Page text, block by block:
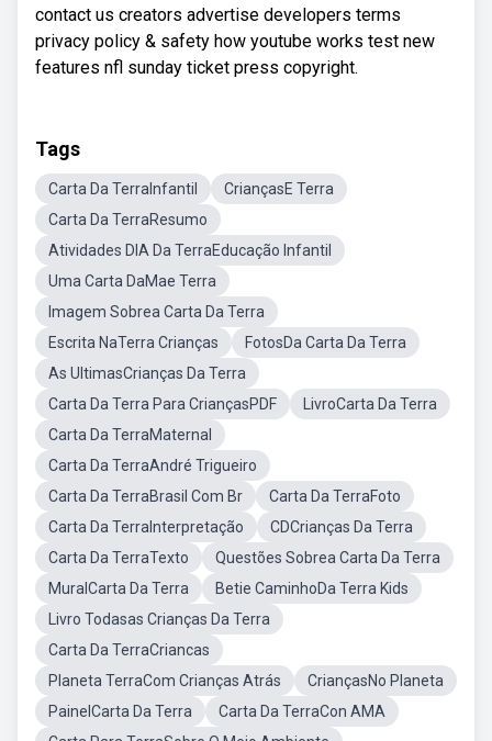
contact us creators advertise developers terms
privacy policy & safety how youtube works test new
features nfl sunday ticket press copyright.
Tags
Carta Da TerraInfantil
CriançasE Terra
Carta Da TerraResumo
Atividades DIA Da TerraEducação Infantil
Uma Carta DaMae Terra
Imagem Sobrea Carta Da Terra
Escrita NaTerra Crianças
FotosDa Carta Da Terra
As UltimasCrianças Da Terra
Carta Da Terra Para CriançasPDF
LivroCarta Da Terra
Carta Da TerraMaternal
Carta Da TerraAndré Trigueiro
Carta Da TerraBrasil Com Br
Carta Da TerraFoto
Carta Da TerraInterpretação
CDCrianças Da Terra
Carta Da TerraTexto
Questões Sobrea Carta Da Terra
MuralCarta Da Terra
Betie CaminhoDa Terra Kids
Livro Todasas Crianças Da Terra
Carta Da TerraCriancas
Planeta TerraCom Crianças Atrás
CriançasNo Planeta
PainelCarta Da Terra
Carta Da TerraCon AMA